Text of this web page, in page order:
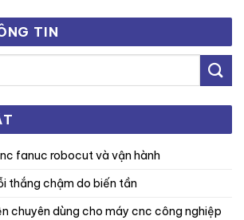
TIN
fanuc robocut và vận hành
thắng chậm do biến tần
chuyên dùng cho máy cnc công nghiệp